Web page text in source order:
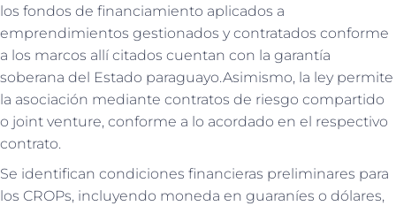
los fondos de financiamiento aplicados a
emprendimientos gestionados y contratados conforme
a los marcos allí citados cuentan con la garantía
soberana del Estado paraguayo.Asimismo, la ley permite
la asociación mediante contratos de riesgo compartido
o joint venture, conforme a lo acordado en el respectivo
contrato.
Se identifican condiciones financieras preliminares para
los CROPs, incluyendo moneda en guaraníes o dólares,